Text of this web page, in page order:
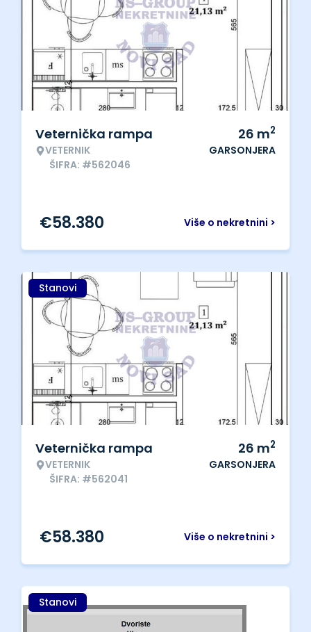
Veternička rampa
VETERNIK
ŠIFRA: #562046
26 m2
GARSONJERA
Više o nekretnini >
€58.380
Stanovi
Veternička rampa
VETERNIK
ŠIFRA: #562041
26 m2
GARSONJERA
Više o nekretnini >
€58.380
Stanovi